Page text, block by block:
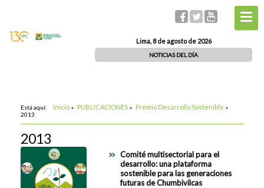
Lima, 8 de agosto de 2026
NOTICIAS DEL DÍA
Está aquí: Inicio » PUBLICACIONES » Premio Desarrollo Sostenible »
2013
2013
Comité multisectorial para el
desarrollo: una plataforma
sostenible para las generaciones
futuras de Chumbivilcas